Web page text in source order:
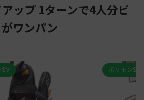
ップ 1ターンで4人分ビ
ワンパン
SV ポケモンSV